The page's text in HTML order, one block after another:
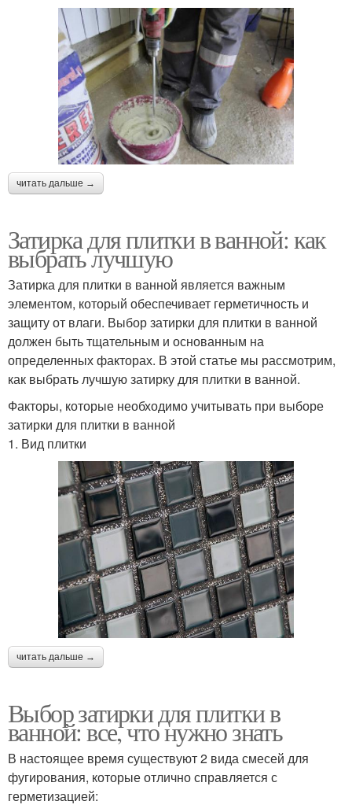
читать дальше →
Затирка для плитки в ванной: как
выбрать лучшую
Затирка для плитки в ванной является важным
элементом, который обеспечивает герметичность и
защиту от влаги. Выбор затирки для плитки в ванной
должен быть тщательным и основанным на
определенных факторах. В этой статье мы рассмотрим,
как выбрать лучшую затирку для плитки в ванной.
Факторы, которые необходимо учитывать при выборе
затирки для плитки в ванной
1. Вид плитки
читать дальше →
Выбор затирки для плитки в
ванной: все, что нужно знать
В настоящее время существуют 2 вида смесей для
фугирования, которые отлично справляется с
герметизацией: